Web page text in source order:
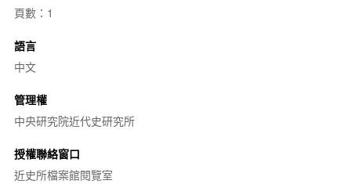
頁數：1
語言
中文
管理權
中央研究院近代史研究所
授權聯絡窗口
近史所檔案館閱覽室